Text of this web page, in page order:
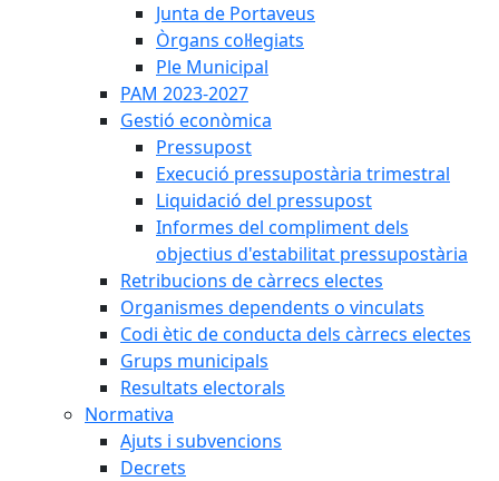
Junta de Portaveus
Òrgans col·legiats
Ple Municipal
PAM 2023-2027
Gestió econòmica
Pressupost
Execució pressupostària trimestral
Liquidació del pressupost
Informes del compliment dels
objectius d'estabilitat pressupostària
Retribucions de càrrecs electes
Organismes dependents o vinculats
Codi ètic de conducta dels càrrecs electes
Grups municipals
Resultats electorals
Normativa
Ajuts i subvencions
Decrets